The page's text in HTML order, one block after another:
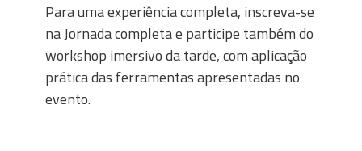
Para uma experiência completa, inscreva-se
na Jornada completa e participe também do
workshop imersivo da tarde, com aplicação
prática das ferramentas apresentadas no
evento.